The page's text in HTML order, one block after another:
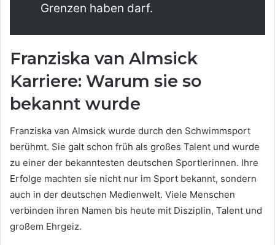
Grenzen haben darf.
Franziska van Almsick
Karriere: Warum sie so
bekannt wurde
Franziska van Almsick wurde durch den Schwimmsport
berühmt. Sie galt schon früh als großes Talent und wurde
zu einer der bekanntesten deutschen Sportlerinnen. Ihre
Erfolge machten sie nicht nur im Sport bekannt, sondern
auch in der deutschen Medienwelt. Viele Menschen
verbinden ihren Namen bis heute mit Disziplin, Talent und
großem Ehrgeiz.